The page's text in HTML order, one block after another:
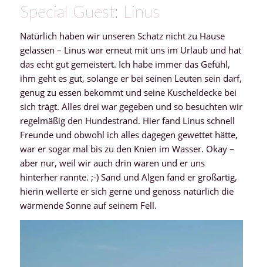
Special Guest: Linus
Natürlich haben wir unseren Schatz nicht zu Hause
gelassen – Linus war erneut mit uns im Urlaub und hat
das echt gut gemeistert. Ich habe immer das Gefühl,
ihm geht es gut, solange er bei seinen Leuten sein darf,
genug zu essen bekommt und seine Kuscheldecke bei
sich trägt. Alles drei war gegeben und so besuchten wir
regelmäßig den Hundestrand. Hier fand Linus schnell
Freunde und obwohl ich alles dagegen gewettet hätte,
war er sogar mal bis zu den Knien im Wasser. Okay –
aber nur, weil wir auch drin waren und er uns
hinterher rannte. ;-) Sand und Algen fand er großartig,
hierin wellerte er sich gerne und genoss natürlich die
wärmende Sonne auf seinem Fell.